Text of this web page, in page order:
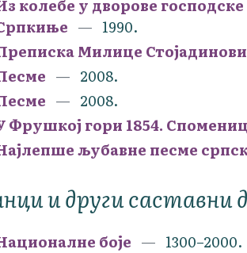
колебе у дворове
1990.
Милице
2008.
2008.
Фрушкој гори 1854.
љубавне песме
и други саставни
боје
1300–2000.